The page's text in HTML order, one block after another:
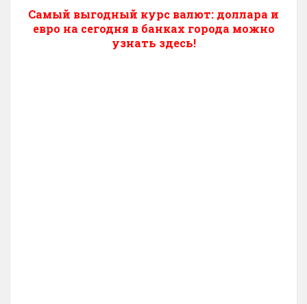
Самый выгодный курс валют: доллара и
евро на сегодня в банках города можно
узнать здесь!